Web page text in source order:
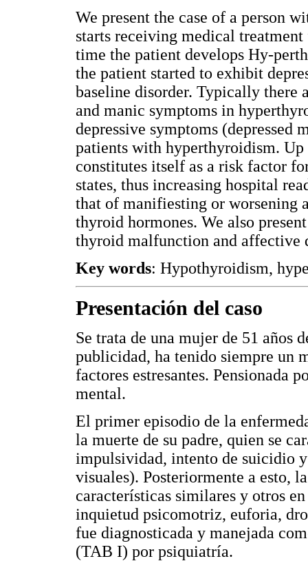
We present the case of a person
starts receiving medical
time the patient develops Hy-
the patient started to exhibit
baseline disorder. Typically there
and manic symptoms in
depressive symptoms (depressed
patients with hyperthyroidism.
constitutes itself as a risk factor
states, thus increasing hospital
that of manifiesting or worsening
thyroid hormones. We also
thyroid malfunction and affective
Key words: Hypothyroidism,
Presentación del caso
Se trata de una mujer de 51 años
publicidad, ha tenido siempre un
factores estresantes. Pensionada
mental.
El primer episodio de la
la muerte de su padre, quien se
impulsividad, intento de suicidio
visuales). Posteriormente a esto,
características similares y otros
inquietud psicomotriz, euforia,
fue diagnosticada y manejada
(TAB I) por psiquiatría.